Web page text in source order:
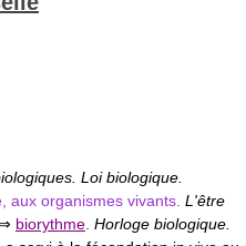
Loi biologique.
aux organismes vivants. L'être
biorythme Horloge biologique.